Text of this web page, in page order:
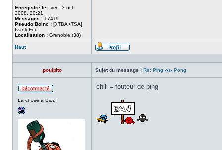
Enregistré le : ven. 3 oct.
2008, 20:21
Messages : 17419
Pseudo Boinc : [XTBA>TSA]
IvanleFou
Localisation : Grenoble (38)
Haut
Profil
poulpito Sujet du message : Re: Ping -vs- Pong
ligne
La chose a Biour
chili = fouteur de ping